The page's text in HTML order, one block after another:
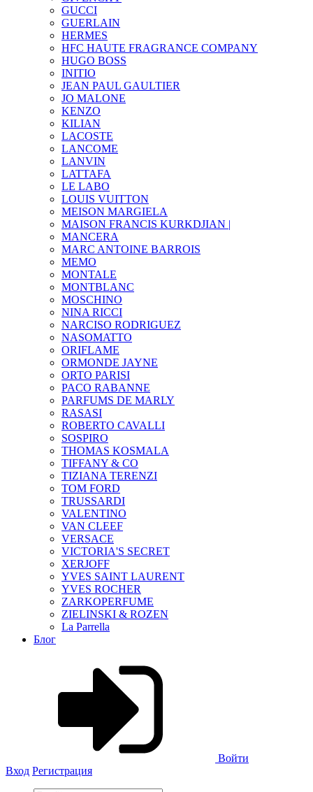
GUCCI
GUERLAIN
HERMES
HFC HAUTE FRAGRANCE COMPANY
HUGO BOSS
INITIO
JEAN PAUL GAULTIER
JO MALONE
KENZO
KILIAN
LACOSTE
LANCOME
LANVIN
LATTAFA
LE LABO
LOUIS VUITTON
MEISON MARGIELA
MAISON FRANCIS KURKDJIAN |
MANCERA
MARC ANTOINE BARROIS
MEMO
MONTALE
MONTBLANC
MOSCHINO
NINA RICCI
NARCISO RODRIGUEZ
NASOMATTO
ORIFLAME
ORMONDE JAYNE
ORTO PARISI
PACO RABANNE
PARFUMS DE MARLY
RASASI
ROBERTO CAVALLI
SOSPIRO
THOMAS KOSMALA
TIFFANY & CO
TIZIANA TERENZI
TOM FORD
TRUSSARDI
VALENTINO
VAN CLEEF
VERSACE
VICTORIA'S SECRET
XERJOFF
YVES SAINT LAURENT
YVES ROCHER
ZARKOPERFUME
ZIELINSKI & ROZEN
La Parrella
Блог
Войти
Вход Регистрация